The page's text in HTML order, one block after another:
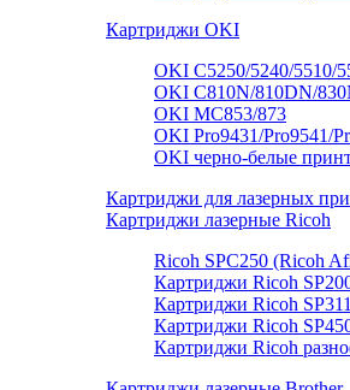
Картриджи OKI
OKI C5250/5240/5510/
OKI C810N/810DN/
OKI MC853/873
OKI Pro9431/Pro9541/
OKI черно-белые
Картриджи для лазерных
Картриджи лазерные Ricoh
Ricoh SPC250 (Ricoh
Картриджи Ricoh
Картриджи Ricoh SP311
Картриджи Ricoh
Картриджи Ricoh